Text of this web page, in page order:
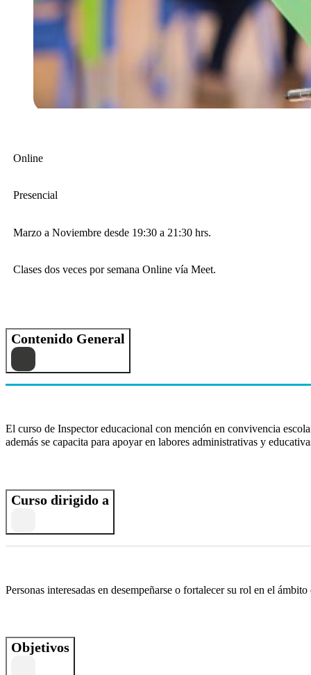
Online
Presencial
Marzo a Noviembre desde 19:30 a 21:30 hrs.
Clases dos veces por semana Online vía Meet.
Contenido General
El curso de Inspector educacional con mención en convivencia
además se capacita para apoyar en labores administrativas y
Curso dirigido a
Personas interesadas en desempeñarse o fortalecer su rol en el
Objetivos